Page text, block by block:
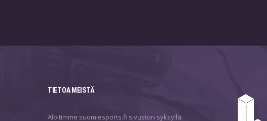
TIETOA MEISTÄ
Aloitimme suomiesports.fi sivuston syksyllä